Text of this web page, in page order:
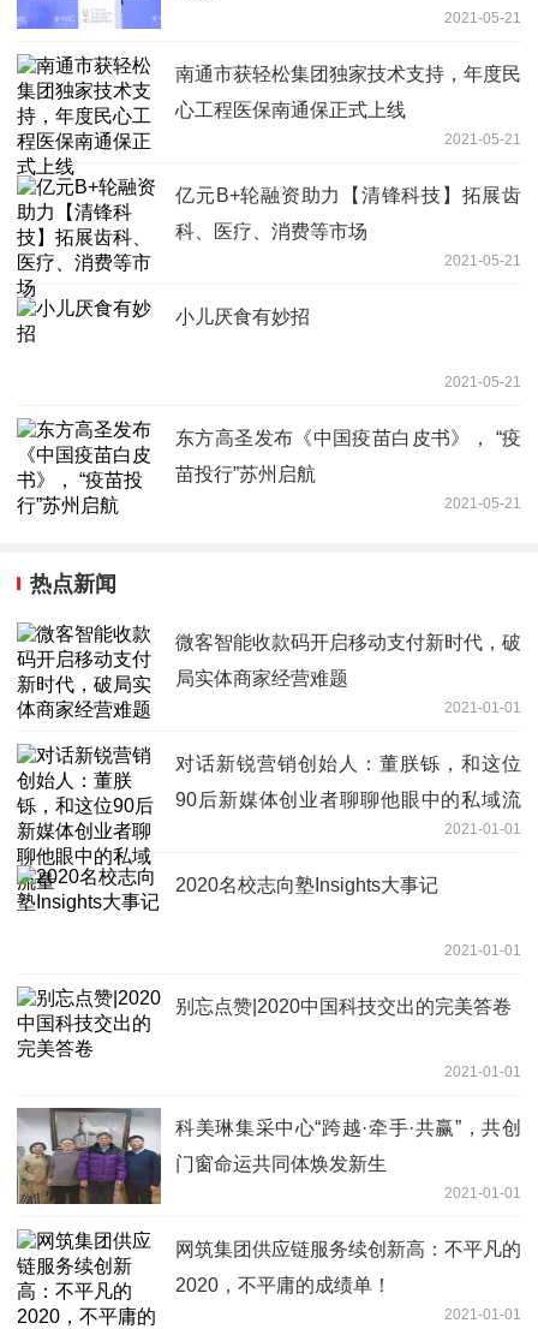
2021-05-21
南通市获轻松集团独家技术支持，年度民
心工程医保南通保正式上线
2021-05-21
亿元B+轮融资助力【清锋科技】拓展齿
科、医疗、消费等市场
2021-05-21
小儿厌食有妙招
2021-05-21
东方高圣发布《中国疫苗白皮书》， “疫
苗投行”苏州启航
2021-05-21
热点新闻
微客智能收款码开启移动支付新时代，破
局实体商家经营难题
2021-01-01
对话新锐营销创始人：董朕铄，和这位
90后新媒体创业者聊聊他眼中的私域流
2021-01-01
2020名校志向塾Insights大事记
2021-01-01
别忘点赞|2020中国科技交出的完美答卷
2021-01-01
科美琳集采中心“跨越·牵手·共赢”，共创
门窗命运共同体焕发新生
2021-01-01
网筑集团供应链服务续创新高：不平凡的
2020，不平庸的成绩单！
2021-01-01